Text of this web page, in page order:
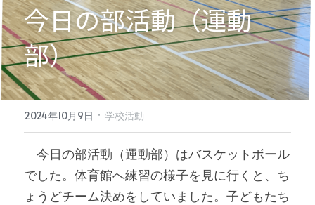
今日の部活動（運動
部）
2024年10月9日 · 学校活動
今日の部活動（運動部）はバスケットボール
でした。体育館へ練習の様子を見に行くと、ち
ょうどチーム決めをしていました。子どもたち